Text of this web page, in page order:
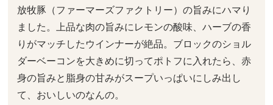
放牧豚（ファーマーズファクトリー）の旨みにハマり
ました。上品な肉の旨みにレモンの酸味、ハーブの香
りがマッチしたウインナーが絶品。ブロックのショル
ダーベーコンを大きめに切ってポトフに入れたら、赤
身の旨みと脂身の甘みがスープいっぱいにしみ出し
て、おいしいのなんの。